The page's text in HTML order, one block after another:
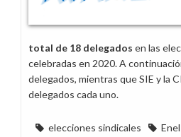
Enel
Power
total de 18 delegados en las
celebradas en 2020. A
delegados, mientras que SIE y la
delegados cada uno.
elecciones sindicales